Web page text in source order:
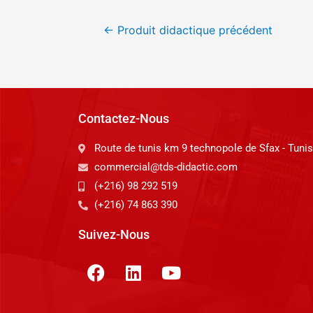
← Produit didactique précédent
Contactez-Nous
Route de tunis km 9 technopole de Sfax -
commercial@tds-didactic.com
(+216) 98 292 519
(+216) 74 863 390
Suivez-Nous